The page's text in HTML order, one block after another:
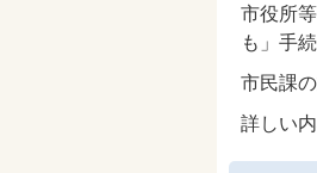
市役所
も」手
市民課
詳しい